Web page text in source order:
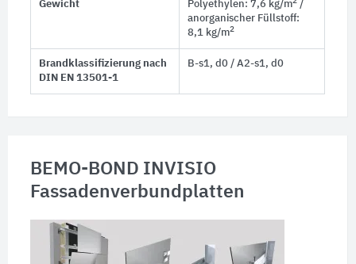
Gewicht Polyethylen: 7,6 kg/m /
anorganischer Füllstoff:
8,1 kg/m2
Brandklassifizierung nach
DIN EN 13501-1
B-s1, d0 / A2-s1, d0
BEMO-BOND INVISIO
Fassadenverbundplatten